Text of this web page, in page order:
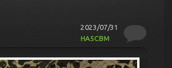
2023/07/31
HA5CBM